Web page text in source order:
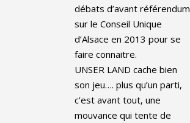
débats d’avant référendum
sur le Conseil Unique
d’Alsace en 2013 pour se
faire connaitre.
UNSER LAND cache bien
son jeu…. plus qu’un parti,
c’est avant tout, une
mouvance qui tente de